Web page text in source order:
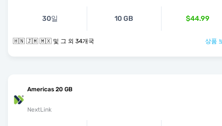
30일 10 GB $44.99
🇭🇳 🇯🇲 🇲🇽 및 그 외 34개국 상품
Americas 20 GB
NextLink